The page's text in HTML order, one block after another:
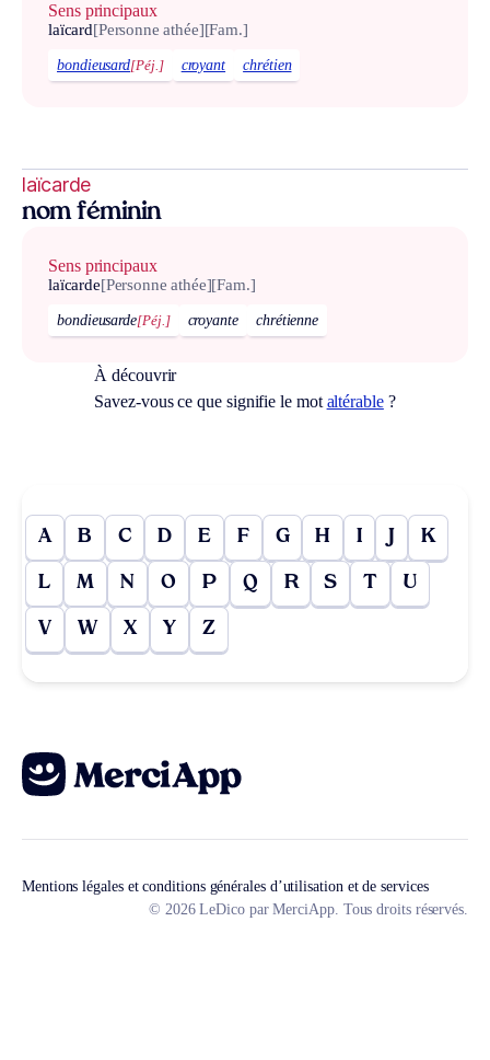
Sens principaux
laïcard[Personne athée][Fam.]
bondieusard[Péj.] croyant chrétien
laïcarde
nom féminin
Sens principaux
laïcarde[Personne athée][Fam.]
bondieusarde[Péj.] croyante chrétienne
À découvrir
Savez-vous ce que signifie le mot altérable?
A B C D E F G H I J K
L M N O P Q R S T U
V W X Y Z
Mentions légales et conditions générales d’utilisation et de services
© 2026 LeDico par MerciApp. Tous droits réservés.